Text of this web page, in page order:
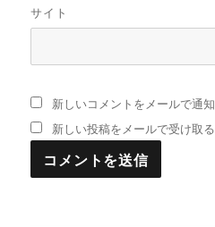
サイト
新しいコメントをメールで通知
新しい投稿をメールで受け取る